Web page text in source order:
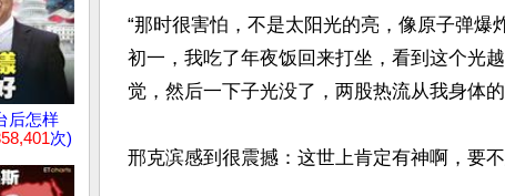
后怎样
次)
“那时很害怕，不是太阳光的亮，像原子弹
初一，我吃了年夜饭回来打坐，看到这个光
觉，然后一下子光没了，两股热流从我身体
邢克滨感到很震撼：这世上肯定有神啊，要